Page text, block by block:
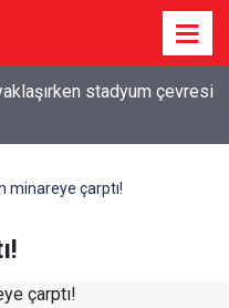
stadyum çevresi
minareye çarptı!